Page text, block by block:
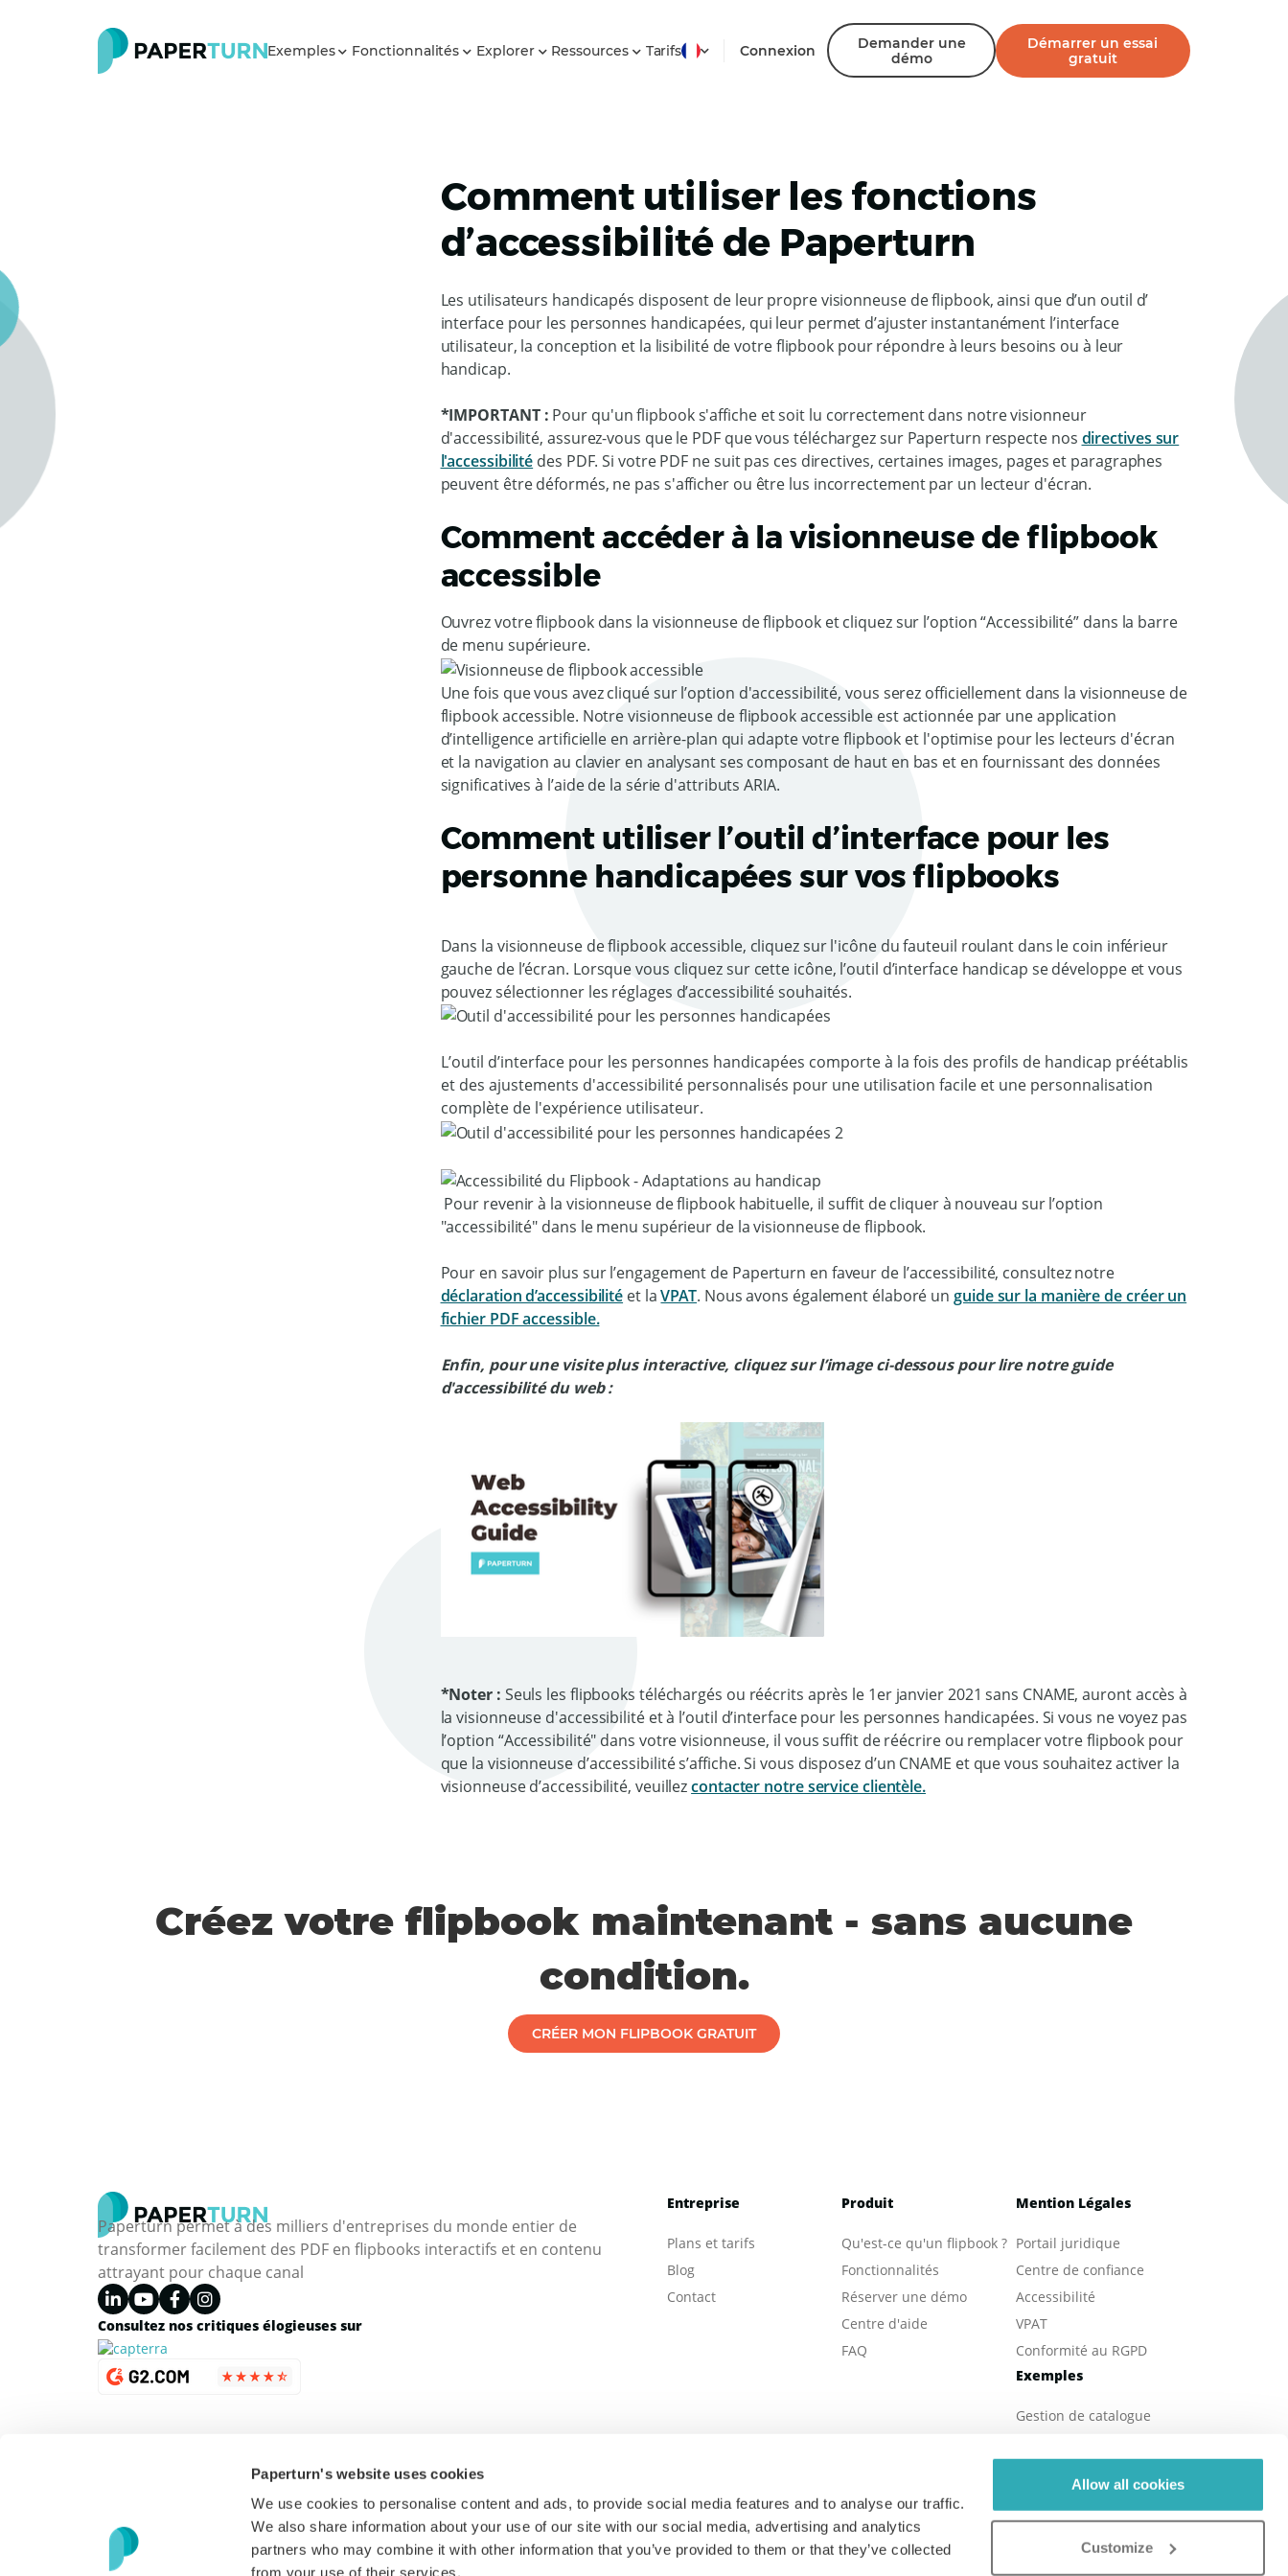
Paperturn's website uses cookies
We use cookies to personalise content and ads, to provide social media features and to analyse our traffic.
We also share information about your use of our site with our social media, advertising and analytics
partners who may combine it with other information that you’ve provided to them or that they’ve collected
from your use of their services.
Allow all cookies
Customize
Exemples Fonctionnalités Explorer Ressources Tarifs Connexion
Demander une
démo
Démarrer un essai
gratuit
Comment utiliser les fonctions
d’accessibilité de Paperturn
Les utilisateurs handicapés disposent de leur propre visionneuse de flipbook, ainsi que d’un outil d’
interface pour les personnes handicapées, qui leur permet d’ajuster instantanément l’interface
utilisateur, la conception et la lisibilité de votre flipbook pour répondre à leurs besoins ou à leur
handicap.
*IMPORTANT : Pour qu'un flipbook s'affiche et soit lu correctement dans notre visionneur
d'accessibilité, assurez-vous que le PDF que vous téléchargez sur Paperturn respecte nos directives sur
l'accessibilité des PDF. Si votre PDF ne suit pas ces directives, certaines images, pages et paragraphes
peuvent être déformés, ne pas s'afficher ou être lus incorrectement par un lecteur d'écran.
Comment accéder à la visionneuse de flipbook
accessible
Ouvrez votre flipbook dans la visionneuse de flipbook et cliquez sur l’option “Accessibilité” dans la barre
de menu supérieure.
Une fois que vous avez cliqué sur l’option d'accessibilité, vous serez officiellement dans la visionneuse de
flipbook accessible. Notre visionneuse de flipbook accessible est actionnée par une application
d’intelligence artificielle en arrière-plan qui adapte votre flipbook et l'optimise pour les lecteurs d'écran
et la navigation au clavier en analysant ses composant de haut en bas et en fournissant des données
significatives à l’aide de la série d'attributs ARIA.
Comment utiliser l’outil d’interface pour les
personne handicapées sur vos flipbooks
Dans la visionneuse de flipbook accessible, cliquez sur l'icône du fauteuil roulant dans le coin inférieur
gauche de l’écran. Lorsque vous cliquez sur cette icône, l’outil d’interface handicap se développe et vous
pouvez sélectionner les réglages d’accessibilité souhaités.
L’outil d’interface pour les personnes handicapées comporte à la fois des profils de handicap préétablis
et des ajustements d'accessibilité personnalisés pour une utilisation facile et une personnalisation
complète de l'expérience utilisateur.
Pour revenir à la visionneuse de flipbook habituelle, il suffit de cliquer à nouveau sur l’option
"accessibilité" dans le menu supérieur de la visionneuse de flipbook.
Pour en savoir plus sur l’engagement de Paperturn en faveur de l’accessibilité, consultez notre
déclaration d’accessibilité et laVPAT. Nous avons également élaboré unguide sur la manière de créer un
fichier PDF accessible.
Enfin, pour une visite plus interactive, cliquez sur l’image ci-dessous pour lire notre guide
d'accessibilité du web :
*Noter : Seuls les flipbooks téléchargés ou réécrits après le 1er janvier 2021 sans CNAME, auront accès à
la visionneuse d'accessibilité et à l’outil d’interface pour les personnes handicapées. Si vous ne voyez pas
l’option “Accessibilité" dans votre visionneuse, il vous suffit de réécrire ou remplacer votre flipbook pour
que la visionneuse d’accessibilité s’affiche. Si vous disposez d’un CNAME et que vous souhaitez activer la
visionneuse d’accessibilité, veuillezcontacter notre service clientèle.
Créez votre flipbook maintenant - sans aucune
condition.
CRÉER MON FLIPBOOK GRATUIT
Paperturn permet à des milliers d'entreprises du monde entier de
transformer facilement des PDF en flipbooks interactifs et en contenu
attrayant pour chaque canal
Consultez nos critiques élogieuses sur
Entreprise
Plans et tarifs
Blog
Contact
Produit
Qu'est-ce qu'un flipbook ?
Fonctionnalités
Réserver une démo
Centre d'aide
FAQ
Mention Légales
Portail juridique
Centre de confiance
Accessibilité
VPAT
Conformité au RGPD
Exemples
Gestion de catalogue
Brochures en ligne
Rapports numériques